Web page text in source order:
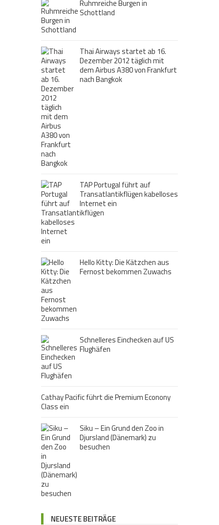
Ruhmreiche Burgen in
Schottland
Thai Airways startet ab 16.
Dezember 2012 täglich mit
dem Airbus A380 von Frankfurt
nach Bangkok
TAP Portugal führt auf
Transatlantikflügen kabelloses
Internet ein
Hello Kitty: Die Kätzchen aus
Fernost bekommen Zuwachs
Schnelleres Einchecken auf US
Flughäfen
Cathay Pacific führt die Premium Econony
Class ein
Siku – Ein Grund den Zoo in
Djursland (Dänemark) zu
besuchen
NEUESTE BEITRÄGE